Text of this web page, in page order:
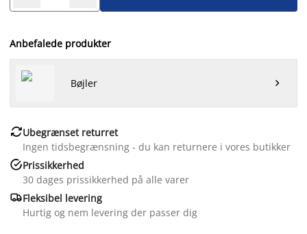
Anbefalede produkter
Bøjler 
Ubegrænset returret
Ingen tidsbegrænsning - du kan returnere i vores butikker
Prissikkerhed
30 dages prissikkerhed på alle varer
Fleksibel levering
Hurtig og nem levering der passer dig